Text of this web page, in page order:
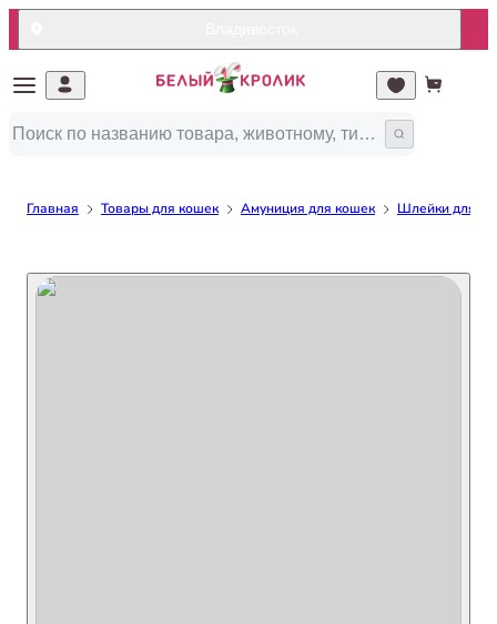
Главная Товары для кошек Амуниция для кошек Шлейки для